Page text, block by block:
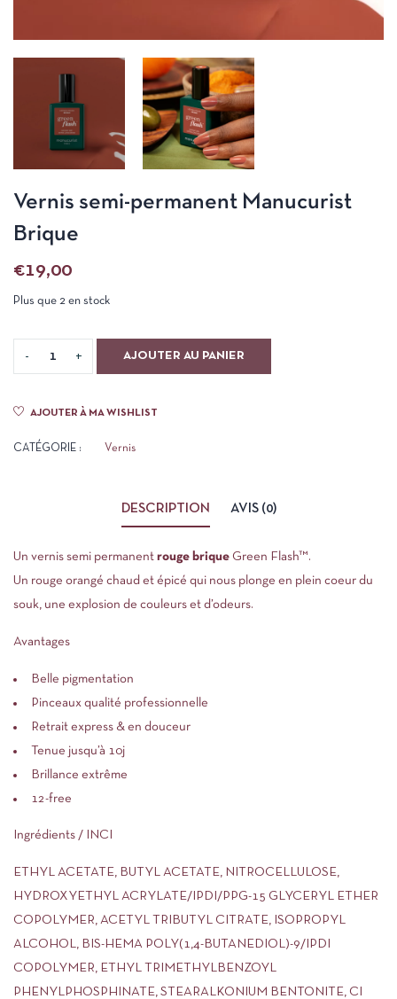
Vernis semi-permanent Manucurist
Brique
€19,00
Plus que 2 en stock
AJOUTER AU PANIER
AJOUTER À MA WISHLIST
CATÉGORIE : Vernis
DESCRIPTION AVIS (0)
Un vernis semi permanent rouge brique Green Flash™.
Un rouge orangé chaud et épicé qui nous plonge en plein coeur du
souk, une explosion de couleurs et d’odeurs.
Avantages
Belle pigmentation
Pinceaux qualité professionnelle
Retrait express & en douceur
Tenue jusqu’à 10j
Brillance extrême
12-free
Ingrédients / INCI
ETHYL ACETATE, BUTYL ACETATE, NITROCELLULOSE,
HYDROXYETHYL ACRYLATE/IPDI/PPG-15 GLYCERYL ETHER
COPOLYMER, ACETYL TRIBUTYL CITRATE, ISOPROPYL
ALCOHOL, BIS-HEMA POLY(1,4-BUTANEDIOL)-9/IPDI
COPOLYMER, ETHYL TRIMETHYLBENZOYL
PHENYLPHOSPHINATE, STEARALKONIUM BENTONITE, CI